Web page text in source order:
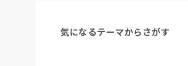
気になるテーマからさがす